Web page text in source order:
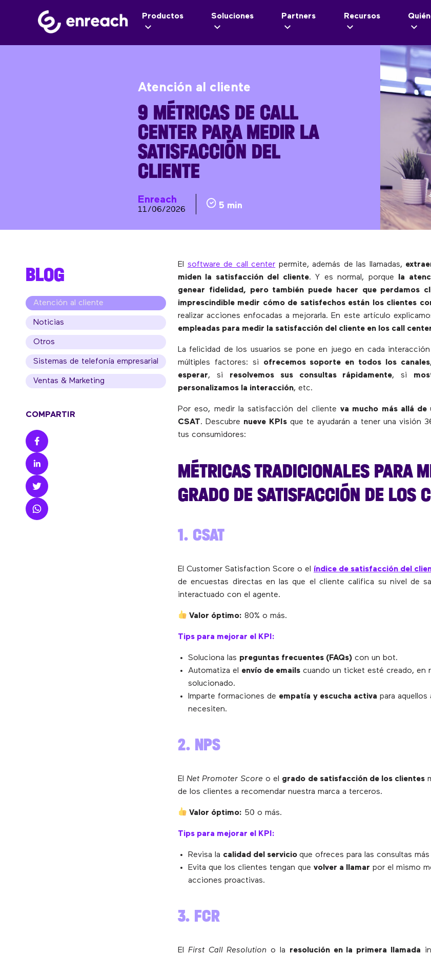
Productos Soluciones Partners Recursos
Atención al cliente
9 MÉTRICAS DE CALL
CENTER PARA MEDIR LA
SATISFACCIÓN DEL
CLIENTE
Enreach
11/06/2026 5 min
El software de call center permite, además de las llamadas,
miden la satisfacción del cliente. Y es normal, porque la
genear fidelidad, pero también puede hacer que perdamos
imprescindible medir cómo de satisfechos están los clientes
realizar acciones enfocadas a mejorarla. En este artículo
empleadas para medir la satisfacción del cliente en los call
La felicidad de los usuarios se pone en juego en cada
múltiples factores: si ofrecemos soporte en todos los canales
esperar, si resolvemos sus consultas rápidamente, si
personalizamos la interacción, etc.
Por eso, medir la satisfacción del cliente va mucho más allá de
CSAT. Descubre nueve KPIsque te ayudarán a tener una visión
tus consumidores:
MÉTRICAS TRADICIONALES PARA
GRADO DE SATISFACCIÓN DE LOS
1. CSAT
El Customer Satisfaction Score o el índice de satisfacción del
de encuestas directas en las que el cliente califica su nivel de
interactuado con el agente.
Valor óptimo: 80% o más.
Tips para mejorar el KPI:
Soluciona las preguntas frecuentes (FAQs) con un bot.
Automatiza el envío de emails cuando un ticket esté creado, en
solucionado.
Imparte formaciones de empatía y escucha activa para aquellos
necesiten.
2. NPS
ElNet Promoter Score o el grado de satisfacción de los clientes
de los clientes a recomendar nuestra marca a terceros.
Valor óptimo: 50 o más.
Tips para mejorar el KPI:
Revisa la calidad del servicio que ofreces para las consultas más
Evita que los clientes tengan que volver a llamar por el mismo
acciones proactivas.
3. FCR
El First Call Resolution o la resolución en la primera llamada
BLOG
Atención al cliente
Noticias
Otros
Sistemas de telefonía empresarial
Ventas & Marketing
COMPARTIR